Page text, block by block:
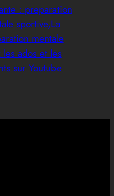
: preparation
sportive,La
mentale
les ados et les
sur Youtube